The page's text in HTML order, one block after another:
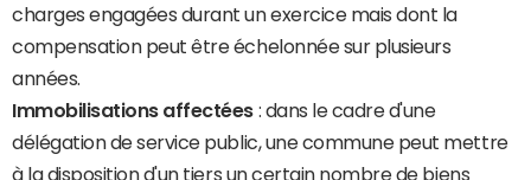
charges engagées durant un exercice mais dont la
compensation peut être échelonnée sur plusieurs
années.
Immobilisations affectées : dans le cadre d'une
délégation de service public, une commune peut mettre
à la disposition d'un tiers un certain nombre de biens